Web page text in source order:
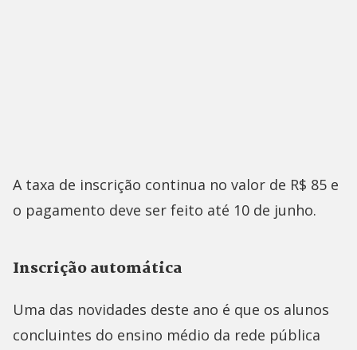
A taxa de inscrição continua no valor de R$ 85 e
o pagamento deve ser feito até 10 de junho.
Inscrição automática
Uma das novidades deste ano é que os alunos
concluintes do ensino médio da rede pública